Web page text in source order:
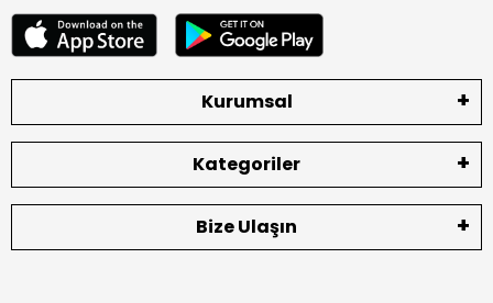
Kurumsal
Kategoriler
Bize Ulaşın